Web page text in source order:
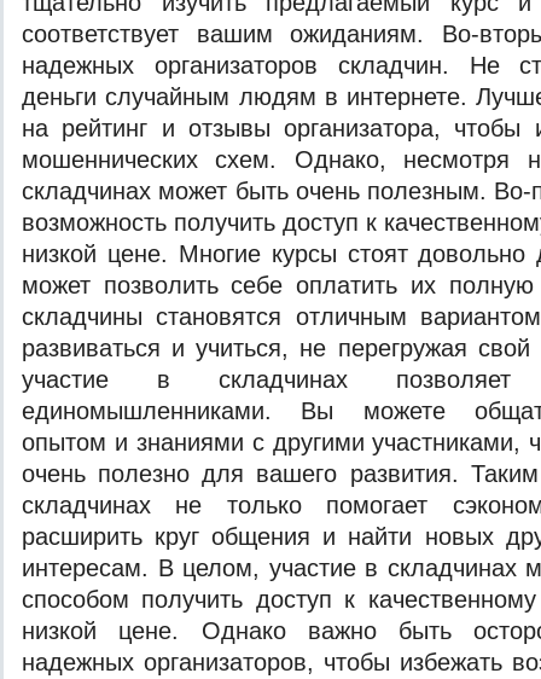
соответствует вашим ожиданиям. Во-
надежных организаторов складчин. Не
деньги случайным людям в интернете.
на рейтинг и отзывы организатора, чтобы
мошеннических схем. Однако, несмотря
складчинах может быть очень полезным. Во-
возможность получить доступ к
низкой цене. Многие курсы стоят
может позволить себе оплатить их
складчины становятся отличным
развиваться и учиться, не перегружая
участие в складчинах позволяет
единомышленниками. Вы можете
опытом и знаниями с другими участниками,
очень полезно для вашего развития.
складчинах не только помогает
расширить круг общения и найти новых
интересам. В целом, участие в складчинах
способом получить доступ к
низкой цене. Однако важно быть
надежных организаторов, чтобы избежать